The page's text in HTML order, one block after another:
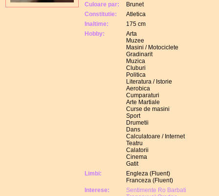
Culoare par:
Brunet
Constitutie:
Atletica
Inaltime:
175 cm
Hobby:
Arta
Muzee
Masini / Motociclete
Gradinarit
Muzica
Cluburi
Politica
Literatura / Istorie
Aerobica
Cumparaturi
Arte Martiale
Curse de masini
Sport
Drumetii
Dans
Calculatoare / Internet
Teatru
Calatorii
Cinema
Gatit
Limbi:
Engleza (Fluent)
Franceza (Fluent)
Interese:
Sentimente Ro Barbati